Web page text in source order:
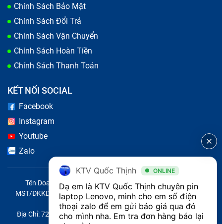
Chính Sách Bảo Mật
Chính Sách Đổi Trả
Chính Sách Vận Chuyển
Chính Sách Hoàn Tiền
Chính Sách Thanh Toán
KẾT NỐI SOCIAL
Facebook
Instagram
Youtube
Zalo
Tên Doanh Nghiệp: CÔNG TY TNHH CITY ONE VIỆT NAM
MST/ĐKKD/QĐTL: 0316569346 do sở KHĐT TP.HCM cấp ngày
14/04/2023
Địa Chỉ: 721 Trường Chinh, Phường Tây Thạnh, Quận Tân Phú,
KTV Quốc Thịnh ONLINE
Dạ em là KTV Quốc Thịnh chuyên pin
laptop Lenovo, mình cho em số điện
thoại zalo để em gửi báo giá qua đó
cho mình nha. Em tra đơn hàng báo lại